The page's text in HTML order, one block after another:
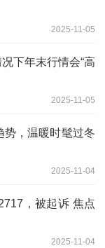
2025-11-05
下年末行情会“高
2025-11-05
势，温暖时髦过冬
2025-11-04
，被起诉 焦点
2025-11-04